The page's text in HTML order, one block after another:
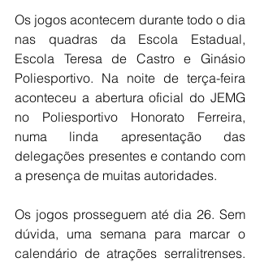
Os jogos acontecem durante todo o dia
nas quadras da Escola Estadual,
Escola Teresa de Castro e Ginásio
Poliesportivo. Na noite de terça-feira
aconteceu a abertura oficial do JEMG
no Poliesportivo Honorato Ferreira,
numa linda apresentação das
delegações presentes e contando com
a presença de muitas autoridades.
Os jogos prosseguem até dia 26. Sem
dúvida, uma semana para marcar o
calendário de atrações serralitrenses.